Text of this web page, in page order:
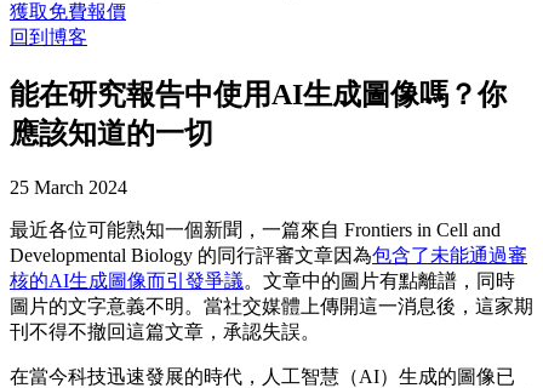
獲取免費報價
回到博客
能在研究報告中使用AI生成圖像嗎？你
應該知道的一切
25 March 2024
最近各位可能熟知一個新聞，一篇來自 Frontiers in Cell and
Developmental Biology 的同行評審文章因為包含了未能通過審
核的AI生成圖像而引發爭議。文章中的圖片有點離譜，同時
圖片的文字意義不明。當社交媒體上傳開這一消息後，這家期
刊不得不撤回這篇文章，承認失誤。
在當今科技迅速發展的時代，人工智慧（AI）生成的圖像已